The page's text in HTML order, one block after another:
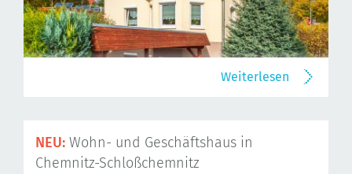
Weiterlesen
NEU: Wohn- und Geschäftshaus in
Chemnitz-Schloßchemnitz